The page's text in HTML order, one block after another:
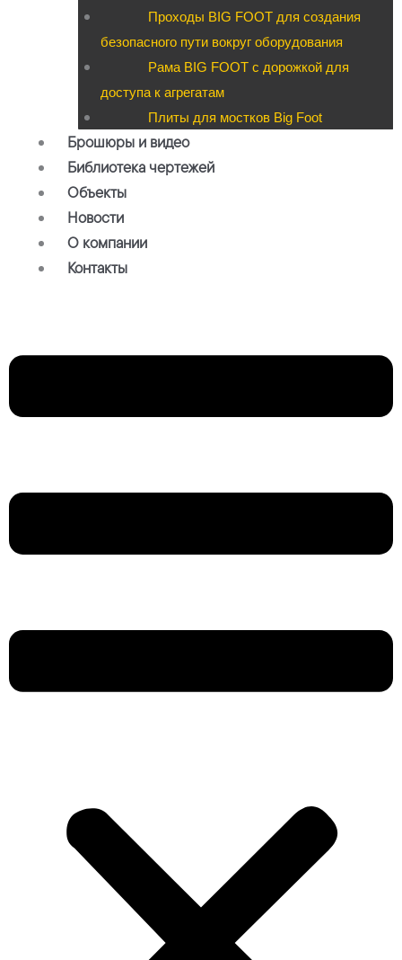
Проходы BIG FOOT для создания
безопасного пути вокруг оборудования
Рама BIG FOOT с дорожкой для
доступа к агрегатам
Плиты для мостков Big Foot
Брошюры и видео
Библиотека чертежей
Объекты
Новости
О компании
Контакты